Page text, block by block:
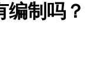
编制吗？